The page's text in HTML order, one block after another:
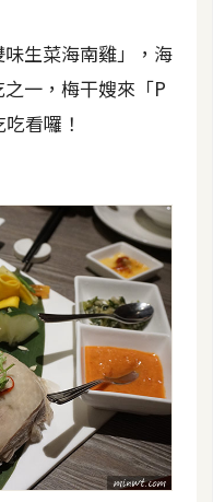
生菜海南雞」，海
一，梅干嫂來「P
看囉！